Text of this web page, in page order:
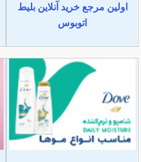
اولین مرجع خرید آنلاین بلیط
اتوبوس